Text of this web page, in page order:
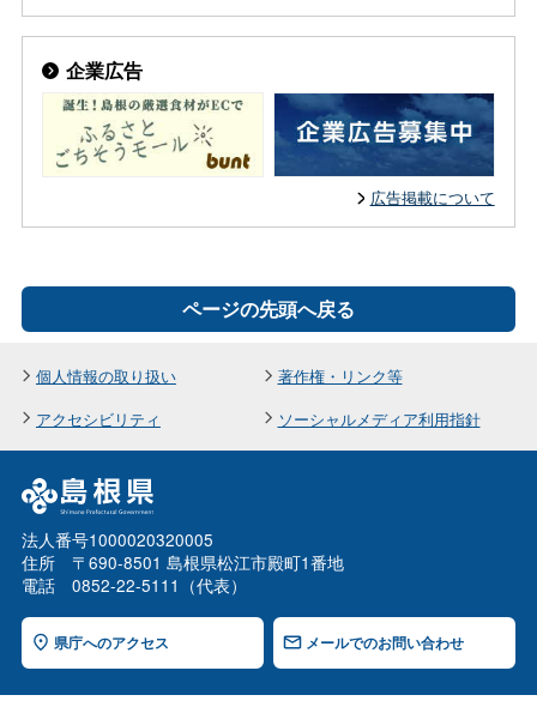
企業広告
広告掲載について
ページの先頭へ戻る
個人情報の取り扱い
著作権・リンク等
アクセシビリティ
ソーシャルメディア利用指針
法人番号1000020320005
住所 〒690-8501 島根県松江市殿町1番地
電話 0852-22-5111（代表）
県庁へのアクセス メールでのお問い合わせ